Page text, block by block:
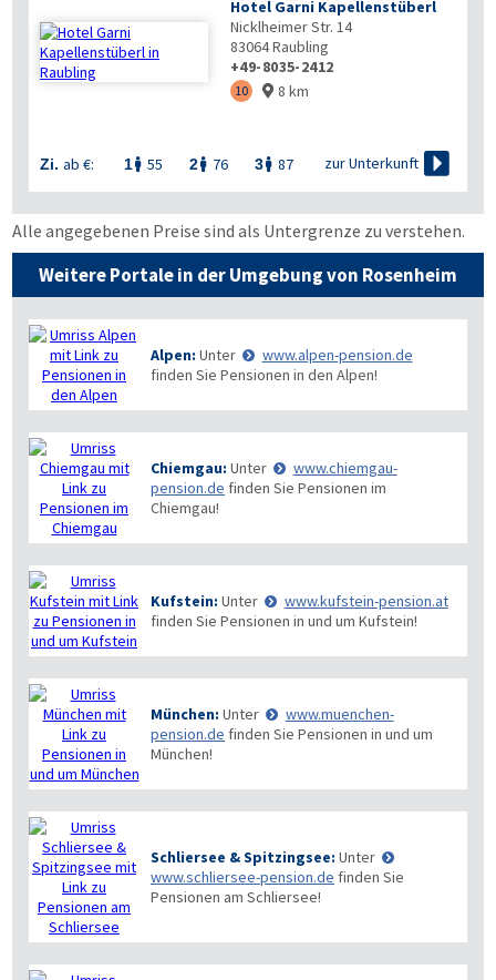
Hotel Garni Kapellenstüberl
Nicklheimer Str. 14
83064Raubling
+49-8035-2412
10  8 km
Zi. ab €: 1 55 2 76 3 87 zur Unterkunft 
Alle angegebenen Preise sind als Untergrenze zu verstehen.
Weitere Portale in der Umgebung von Rosenheim
Alpen: Unter
www.alpen-pension.de
finden Sie Pensionen in den Alpen!
Chiemgau: Unter
www.chiemgau-
pension.de finden Sie Pensionen im
Chiemgau!
Kufstein: Unter
www.kufstein-pension.at
finden Sie Pensionen in und um Kufstein!
München: Unter
www.muenchen-
pension.de finden Sie Pensionen in und um
München!
Schliersee & Spitzingsee: Unter
www.schliersee-pension.de finden Sie
Pensionen am Schliersee!